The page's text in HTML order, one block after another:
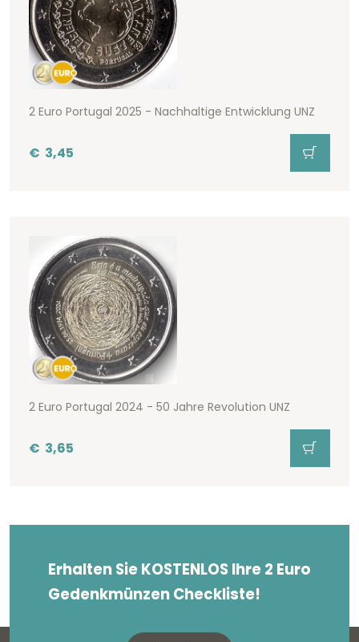
2 Euro Portugal 2025 - Nachhaltige Entwicklung UNZ
€ 3,45
2 Euro Portugal 2024 - 50 Jahre Revolution UNZ
€ 3,65
Erhalten Sie KOSTENLOS Ihre 2 Euro
Gedenkmünzen Checkliste!